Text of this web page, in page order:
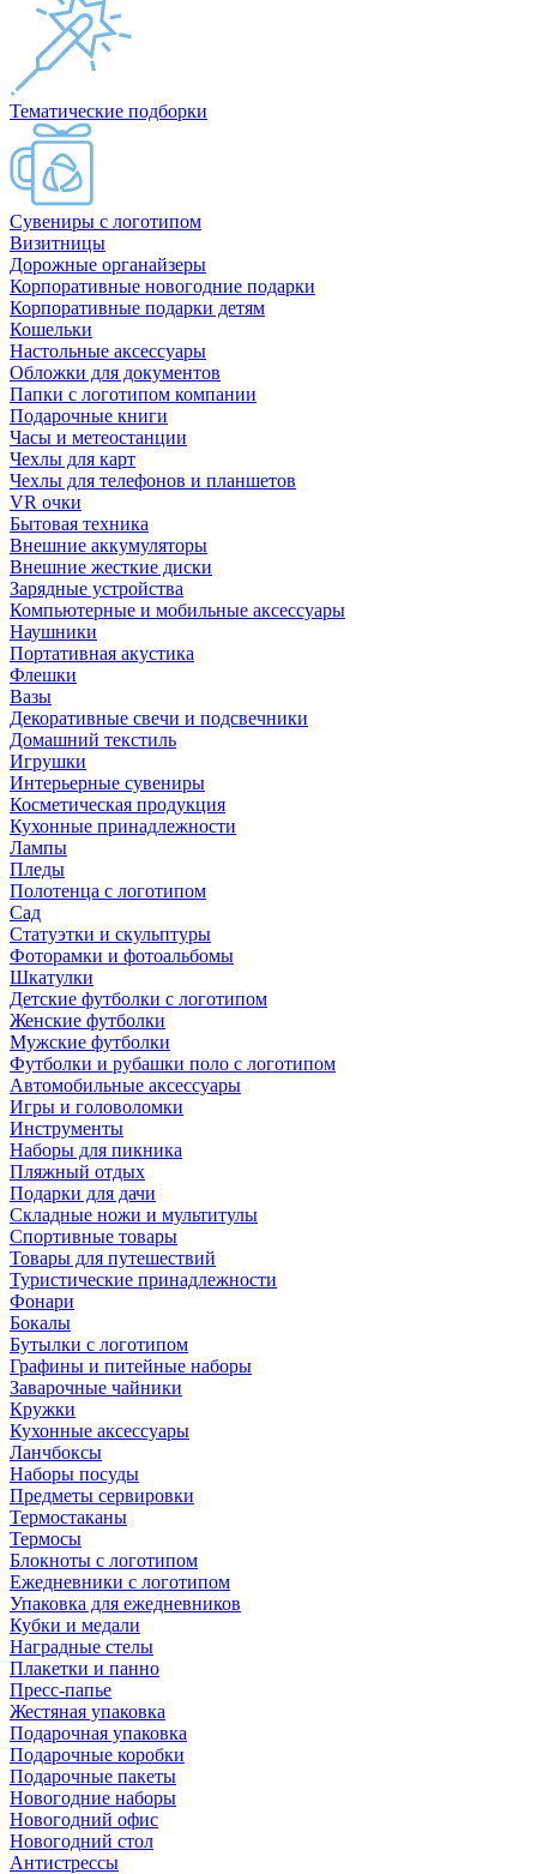
Тематические подборки
Сувениры с логотипом
Визитницы
Дорожные органайзеры
Корпоративные новогодние подарки
Корпоративные подарки детям
Кошельки
Настольные аксессуары
Обложки для документов
Папки с логотипом компании
Подарочные книги
Часы и метеостанции
Чехлы для карт
Чехлы для телефонов и планшетов
VR очки
Бытовая техника
Внешние аккумуляторы
Внешние жесткие диски
Зарядные устройства
Компьютерные и мобильные аксессуары
Наушники
Портативная акустика
Флешки
Вазы
Декоративные свечи и подсвечники
Домашний текстиль
Игрушки
Интерьерные сувениры
Косметическая продукция
Кухонные принадлежности
Лампы
Пледы
Полотенца с логотипом
Сад
Статуэтки и скульптуры
Фоторамки и фотоальбомы
Шкатулки
Детские футболки с логотипом
Женские футболки
Мужские футболки
Футболки и рубашки поло с логотипом
Автомобильные аксессуары
Игры и головоломки
Инструменты
Наборы для пикника
Пляжный отдых
Подарки для дачи
Складные ножи и мультитулы
Спортивные товары
Товары для путешествий
Туристические принадлежности
Фонари
Бокалы
Бутылки с логотипом
Графины и питейные наборы
Заварочные чайники
Кружки
Кухонные аксессуары
Ланчбоксы
Наборы посуды
Предметы сервировки
Термостаканы
Термосы
Блокноты с логотипом
Ежедневники с логотипом
Упаковка для ежедневников
Кубки и медали
Наградные стелы
Плакетки и панно
Пресс-папье
Жестяная упаковка
Подарочная упаковка
Подарочные коробки
Подарочные пакеты
Новогодние наборы
Новогодний офис
Новогодний стол
Антистрессы